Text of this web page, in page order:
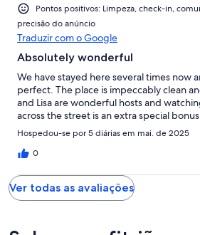
Pontos positivos: Limpeza, check-in,
precisão do anúncio
Traduzir com o Google
Absolutely wonderful
We have stayed here several times now
perfect. The place is impeccably clean
and Lisa are wonderful hosts and
across the street is an extra special
Hospedou-se por 5 diárias em mai. de 2025
0
Ver todas as avaliações